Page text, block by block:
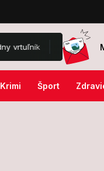
Natalia Germani čelí po
Krimi Šport